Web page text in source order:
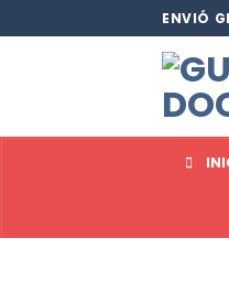
al
ENVIÓ